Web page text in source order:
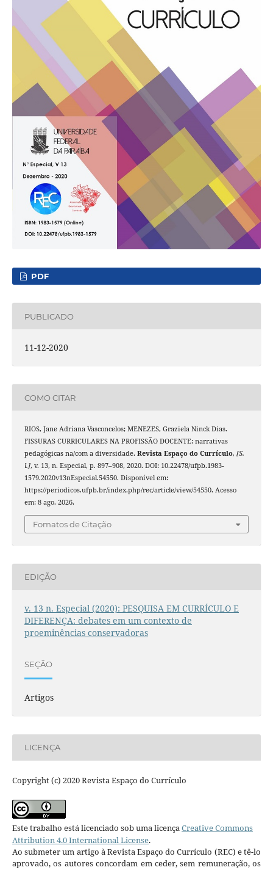
PDF
PUBLICADO
11-12-2020
COMO CITAR
RIOS, Jane Adriana Vasconcelos; MENEZES, Graziela Ninck Dias.
FISSURAS CURRICULARES NA PROFISSÃO DOCENTE: narrativas
pedagógicas na/com a diversidade. Revista Espaço do Currículo, [S.
l.], v. 13, n. Especial, p. 897–908, 2020. DOI: 10.22478/ufpb.1983-
1579.2020v13nEspecial.54550. Disponível em:
https://periodicos.ufpb.br/index.php/rec/article/view/54550. Acesso
em: 8 ago. 2026.
Fomatos de Citação
EDIÇÃO
v. 13 n. Especial (2020): PESQUISA EM CURRÍCULO E
DIFERENÇA: debates em um contexto de
proeminências conservadoras
SEÇÃO
Artigos
LICENÇA
Copyright (c) 2020 Revista Espaço do Currículo
Este trabalho está licenciado sob uma licençaCreative Commons
Attribution 4.0 International License.
Ao submeter um artigo à Revista Espaço do Currículo (REC) e tê-lo
aprovado, os autores concordam em ceder, sem remuneração, os